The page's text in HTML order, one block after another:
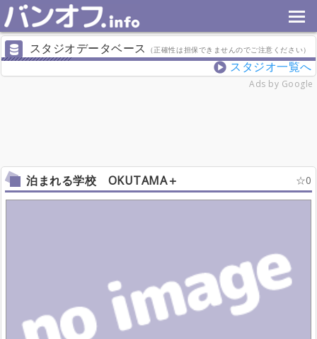
スタジオデータベース （正確性は担保できませんのでご注意ください）
スタジオ一覧へ
Ads by Google
泊まれる学校 OKUTAMA＋ 0